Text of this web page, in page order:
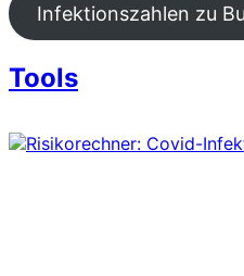
Infektionszahlen zu
Tools